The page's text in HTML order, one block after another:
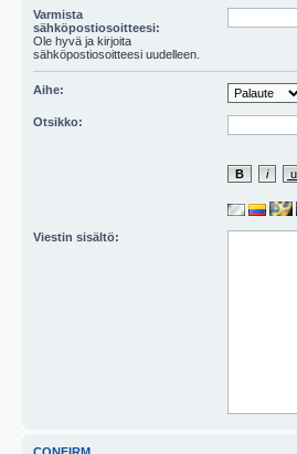
Varmista
sähköpostiosoitteesi:
Ole hyvä ja kirjoita
sähköpostiosoitteesi uudelleen.
Aihe:
Otsikko:
Viestin sisältö: